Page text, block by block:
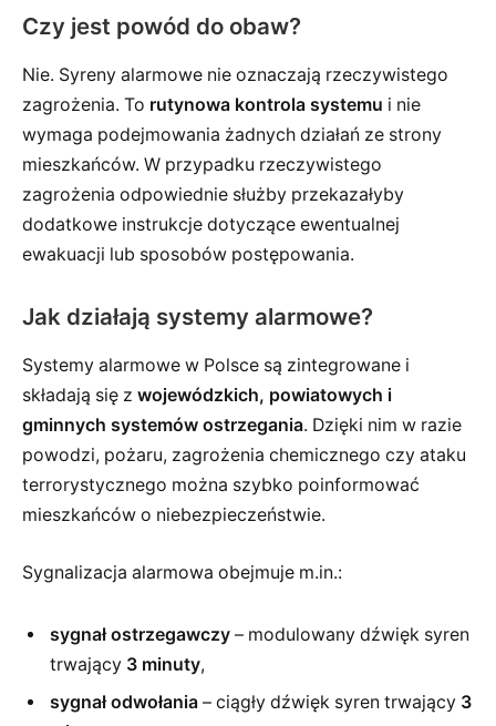
Czy jest powód do obaw?
Nie. Syreny alarmowe nie oznaczają rzeczywistego
zagrożenia. To rutynowa kontrola systemu i nie
wymaga podejmowania żadnych działań ze strony
mieszkańców. W przypadku rzeczywistego
zagrożenia odpowiednie służby przekazałyby
dodatkowe instrukcje dotyczące ewentualnej
ewakuacji lub sposobów postępowania.
Jak działają systemy alarmowe?
Systemy alarmowe w Polsce są zintegrowane i
składają się z wojewódzkich, powiatowych i
gminnych systemów ostrzegania. Dzięki nim w razie
powodzi, pożaru, zagrożenia chemicznego czy ataku
terrorystycznego można szybko poinformować
mieszkańców o niebezpieczeństwie.
Sygnalizacja alarmowa obejmuje m.in.:
sygnał ostrzegawczy – modulowany dźwięk syren
trwający 3 minuty,
sygnał odwołania – ciągły dźwięk syren trwający 3